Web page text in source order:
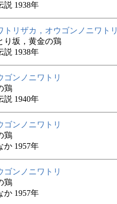
説 1938年
トリザカ，オウゴンノニワトリ
り坂，黄金の鶏
説 1938年
ゴンノニワトリ
鶏
説 1940年
ゴンノニワトリ
鶏
か 1957年
ゴンノニワトリ
鶏
か 1957年